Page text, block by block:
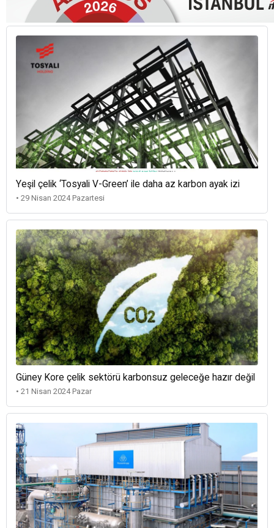
Yeşil çelik ‘Tosyali V-Green’ ile daha az karbon ayak izi
• 29 Nisan 2024 Pazartesi
Güney Kore çelik sektörü karbonsuz geleceğe hazır değil
• 21 Nisan 2024 Pazar